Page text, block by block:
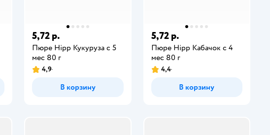
5,72 р.
Пюре Hipp Кукуруза с 5
мес 80 г
4,9
В корзину
5,72 р.
Пюре Hipp Кабачок с 4
мес 80 г
4,4
В корзину